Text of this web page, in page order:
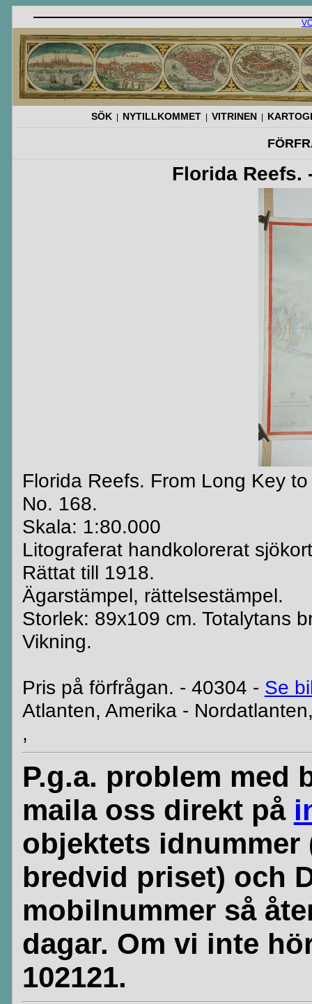
SÖK NYTILLKOMMET VITRINEN
Florida Reefs.
Florida Reefs. From Long Key
No. 168.
Skala: 1:80.000
Litograferat handkolorerat
Rättat till 1918.
Ägarstämpel, rättelsestämpel.
Storlek: 89x109 cm. Totalytans
Vikning.
Pris på förfrågan. - 40304 - Se
Atlanten, Amerika -
,
P.g.a. problem med
maila oss direkt på
objektets
bredvid priset) och
mobilnummer så
dagar. Om vi inte
102121.